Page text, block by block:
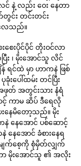
င် နဲ့ လည်း ဝေး နေတာ
တ်တွင်း တင်းတင်း
ေသည်။
ေးပိုင်ပိုင် တိုးဝင်လာ
း ၊ မိုးအောင်သူ လိင်
ရင်ထဲ မှာ ဟာကနဲ ဖြစ်
းပေါ်ထမ်း တင်ပြီး
ဖုတ် အတွင်းသား နံရံ
ာင့် ကာမ ဆိပ် ဒီရေလို
နေမိတော့သည်။ မိုး
နေအောင် ပစ်ဆောင့်
နေအောင် ခံစားနေရ
ျက်စေ့ကို စုံမှိတ်လျှက်
းအောင်သူ ၏ အလိုး